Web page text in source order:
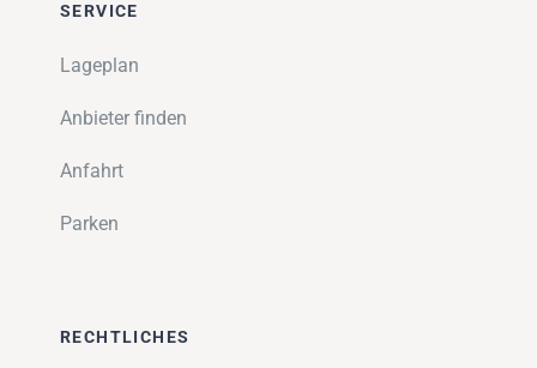
SERVICE
Lageplan
Anbieter finden
Anfahrt
Parken
RECHTLICHES